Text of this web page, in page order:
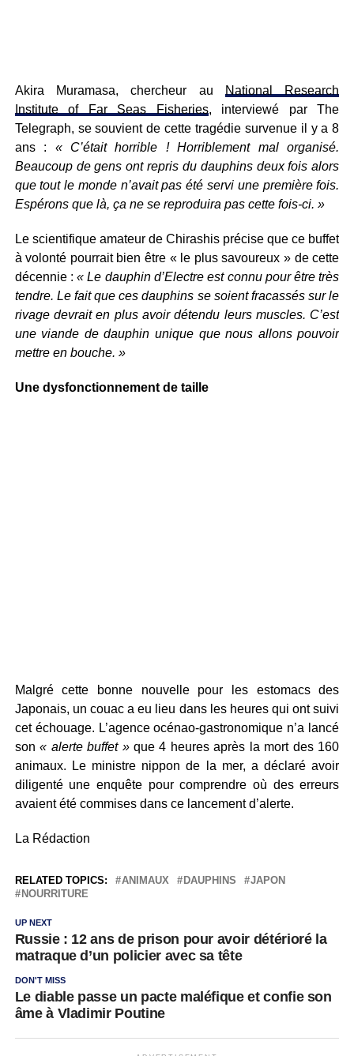
Akira Muramasa, chercheur au
National Research
Institute of Far Seas Fisheries, interviewé par The
Telegraph, se souvient de cette tragédie survenue il y a 8
ans : « C’était horrible ! Horriblement mal organisé.
Beaucoup de gens ont repris du dauphins deux fois alors
que tout le monde n’avait pas été servi une première fois.
Espérons que là, ça ne se reproduira pas cette fois-ci. »
Le scientifique amateur de Chirashis précise que ce buffet
à volonté pourrait bien être « le plus savoureux » de cette
décennie :« Le dauphin d’Electre est connu pour être très
tendre. Le fait que ces dauphins se soient fracassés sur le
rivage devrait en plus avoir détendu leurs muscles. C’est
une viande de dauphin unique que nous allons pouvoir
mettre en bouche. »
Une dysfonctionnement de taille
Malgré cette bonne nouvelle pour les estomacs des
Japonais, un couac a eu lieu dans les heures qui ont suivi
cet échouage. L’agence océnao-gastronomique n’a lancé
son « alerte buffet »que 4 heures après la mort des 160
animaux. Le ministre nippon de la mer, a déclaré avoir
diligenté une enquête pour comprendre où des erreurs
avaient été commises dans ce lancement d’alerte.
La Rédaction
RELATED TOPICS: ANIMAUX DAUPHINS
JAPON
NOURRITURE
UP NEXT
Russie : 12 ans de prison pour avoir détérioré la
matraque d’un policier avec sa tête
DON'T MISS
Le diable passe un pacte maléfique et confie son
âme à Vladimir Poutine